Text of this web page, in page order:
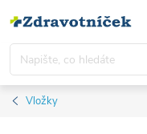
Vložky